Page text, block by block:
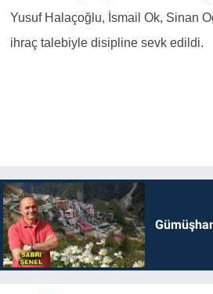
Yusuf Halaçoğlu, İsmail Ok, Sinan
ihraç talebiyle disipline sevk edildi.